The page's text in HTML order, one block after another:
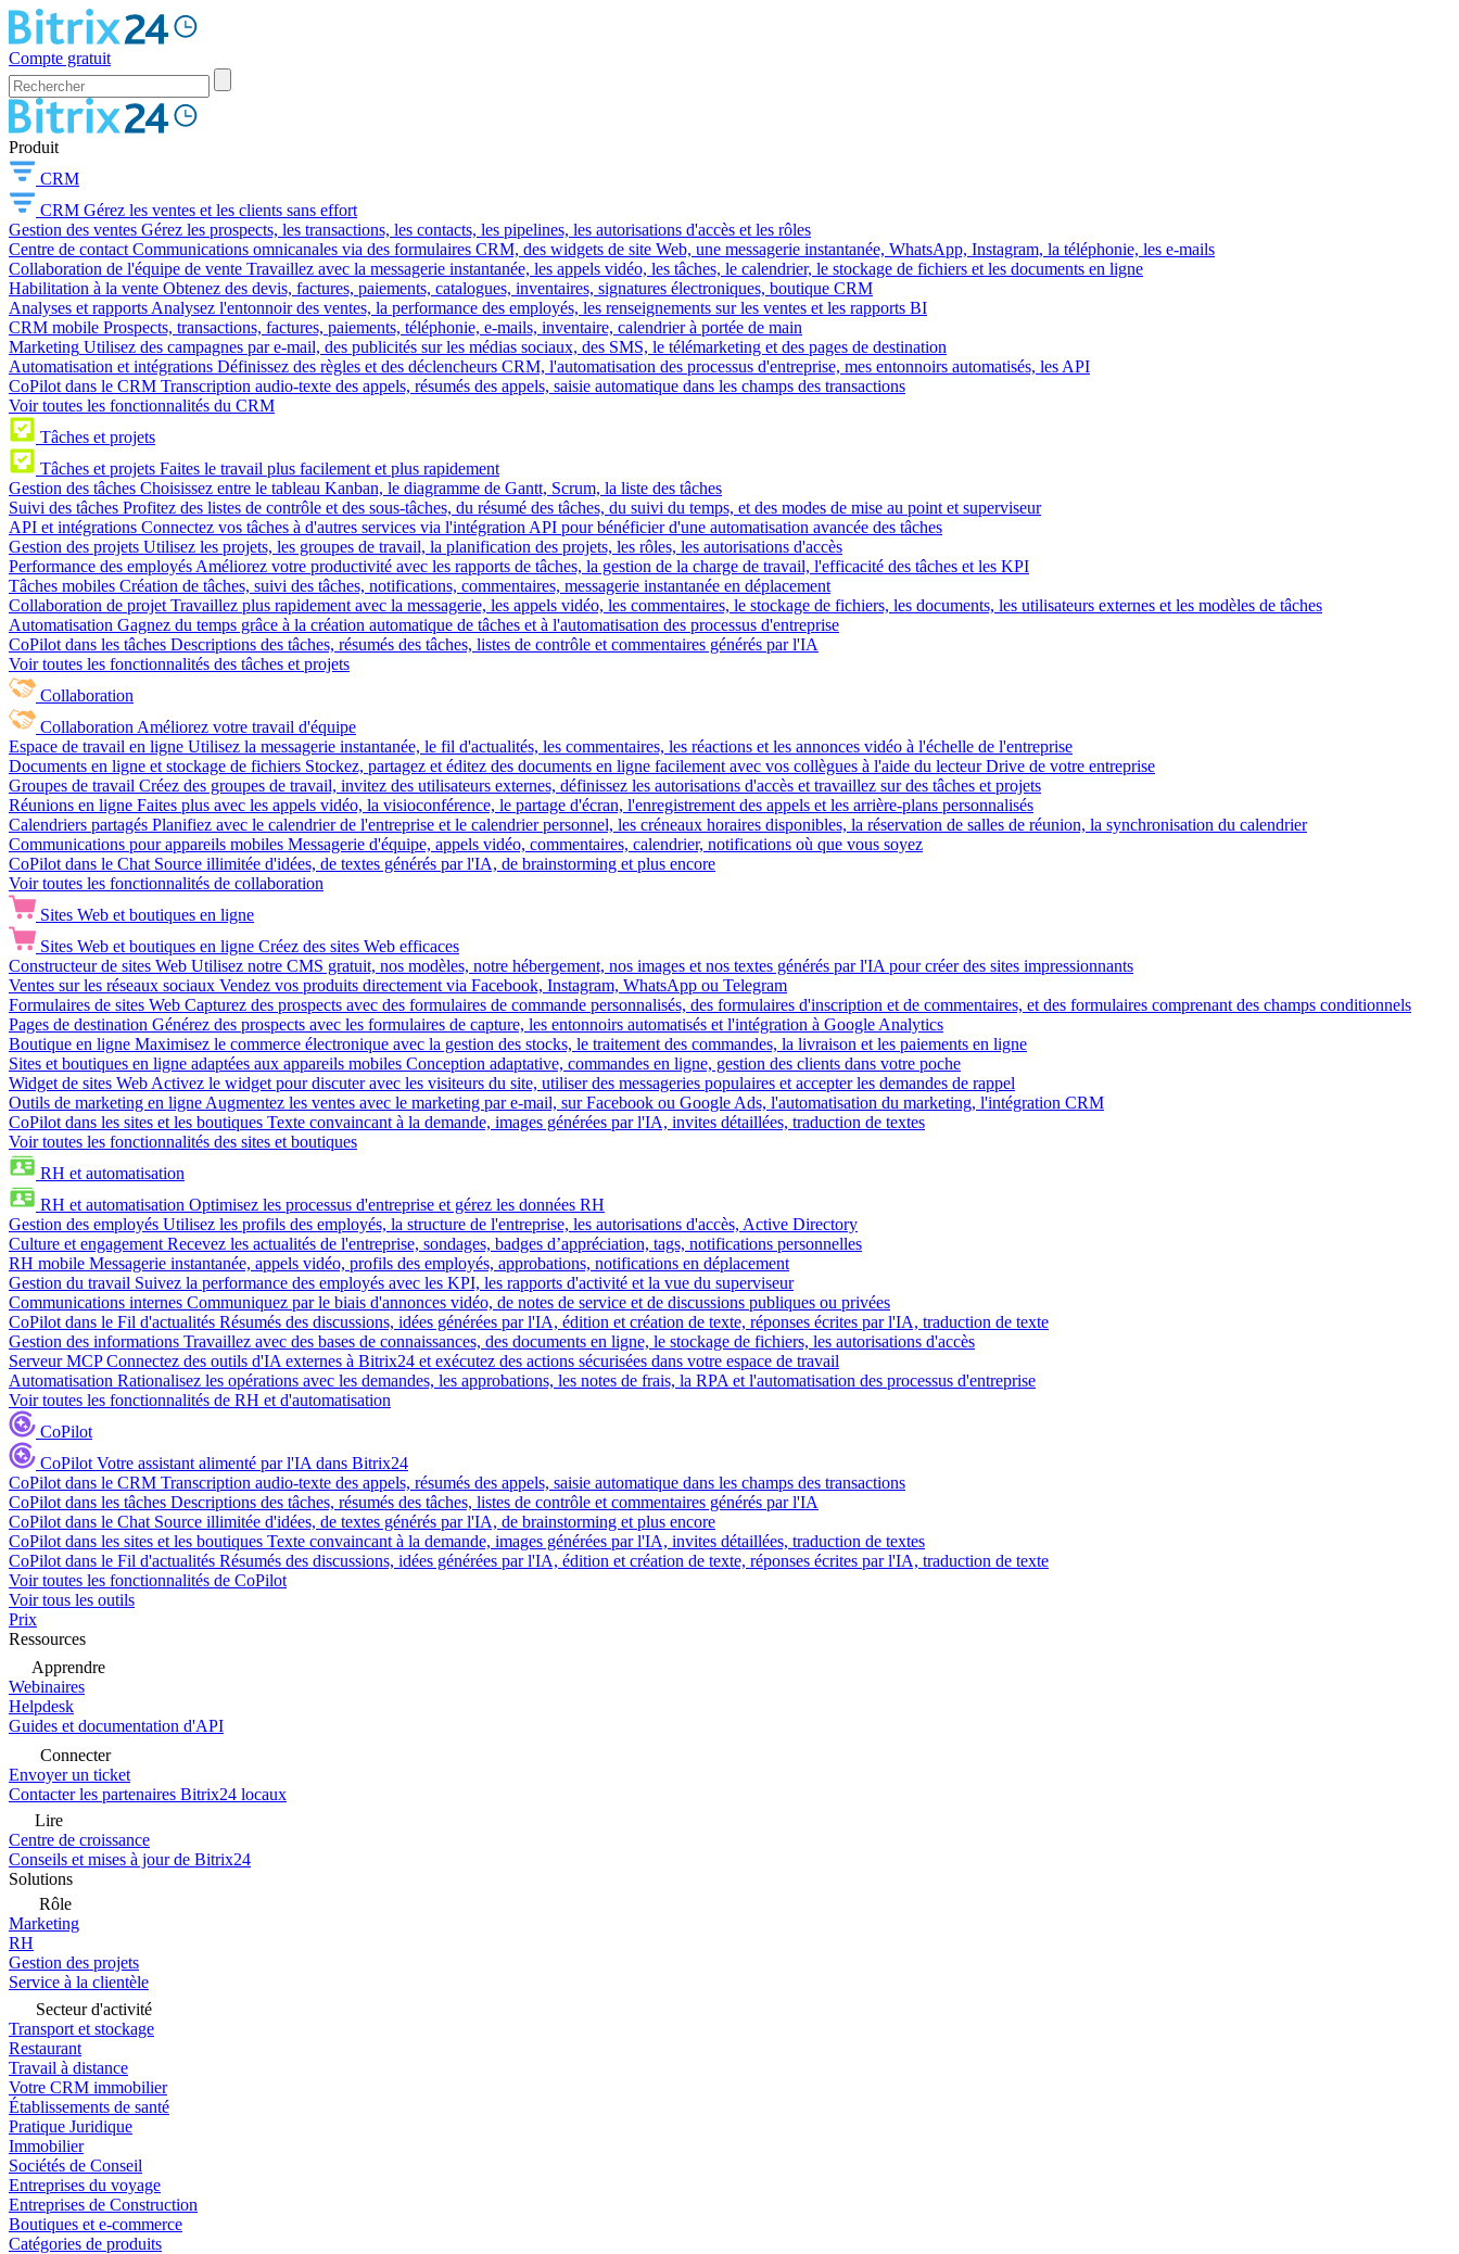
Compte gratuit
Produit
CRM
CRM Gérez les ventes et les clients sans effort
Gestion des ventes Gérez les prospects, les transactions, les contacts, les pipelines, les autorisations d'accès et les rôles
Centre de contact Communications omnicanales via des formulaires CRM, des widgets de site Web, une messagerie instantanée, WhatsApp, Instagram, la téléphonie, les e-mails
Collaboration de l'équipe de vente Travaillez avec la messagerie instantanée, les appels vidéo, les tâches, le calendrier, le stockage de fichiers et les documents en ligne
Habilitation à la vente Obtenez des devis, factures, paiements, catalogues, inventaires, signatures électroniques, boutique CRM
Analyses et rapports Analysez l'entonnoir des ventes, la performance des employés, les renseignements sur les ventes et les rapports BI
CRM mobile Prospects, transactions, factures, paiements, téléphonie, e-mails, inventaire, calendrier à portée de main
Marketing Utilisez des campagnes par e-mail, des publicités sur les médias sociaux, des SMS, le télémarketing et des pages de destination
Automatisation et intégrations Définissez des règles et des déclencheurs CRM, l'automatisation des processus d'entreprise, mes entonnoirs automatisés, les API
CoPilot dans le CRM Transcription audio-texte des appels, résumés des appels, saisie automatique dans les champs des transactions
Voir toutes les fonctionnalités du CRM
Tâches et projets
Tâches et projets Faites le travail plus facilement et plus rapidement
Gestion des tâches Choisissez entre le tableau Kanban, le diagramme de Gantt, Scrum, la liste des tâches
Suivi des tâches Profitez des listes de contrôle et des sous-tâches, du résumé des tâches, du suivi du temps, et des modes de mise au point et superviseur
API et intégrations Connectez vos tâches à d'autres services via l'intégration API pour bénéficier d'une automatisation avancée des tâches
Gestion des projets Utilisez les projets, les groupes de travail, la planification des projets, les rôles, les autorisations d'accès
Performance des employés Améliorez votre productivité avec les rapports de tâches, la gestion de la charge de travail, l'efficacité des tâches et les KPI
Tâches mobiles Création de tâches, suivi des tâches, notifications, commentaires, messagerie instantanée en déplacement
Collaboration de projet Travaillez plus rapidement avec la messagerie, les appels vidéo, les commentaires, le stockage de fichiers, les documents, les utilisateurs externes et les modèles de tâches
Automatisation Gagnez du temps grâce à la création automatique de tâches et à l'automatisation des processus d'entreprise
CoPilot dans les tâches Descriptions des tâches, résumés des tâches, listes de contrôle et commentaires générés par l'IA
Voir toutes les fonctionnalités des tâches et projets
Collaboration
Collaboration Améliorez votre travail d'équipe
Espace de travail en ligne Utilisez la messagerie instantanée, le fil d'actualités, les commentaires, les réactions et les annonces vidéo à l'échelle de l'entreprise
Documents en ligne et stockage de fichiers Stockez, partagez et éditez des documents en ligne facilement avec vos collègues à l'aide du lecteur Drive de votre entreprise
Groupes de travail Créez des groupes de travail, invitez des utilisateurs externes, définissez les autorisations d'accès et travaillez sur des tâches et projets
Réunions en ligne Faites plus avec les appels vidéo, la visioconférence, le partage d'écran, l'enregistrement des appels et les arrière-plans personnalisés
Calendriers partagés Planifiez avec le calendrier de l'entreprise et le calendrier personnel, les créneaux horaires disponibles, la réservation de salles de réunion, la synchronisation du calendrier
Communications pour appareils mobiles Messagerie d'équipe, appels vidéo, commentaires, calendrier, notifications où que vous soyez
CoPilot dans le Chat Source illimitée d'idées, de textes générés par l'IA, de brainstorming et plus encore
Voir toutes les fonctionnalités de collaboration
Sites Web et boutiques en ligne
Sites Web et boutiques en ligne Créez des sites Web efficaces
Constructeur de sites Web Utilisez notre CMS gratuit, nos modèles, notre hébergement, nos images et nos textes générés par l'IA pour créer des sites impressionnants
Ventes sur les réseaux sociaux Vendez vos produits directement via Facebook, Instagram, WhatsApp ou Telegram
Formulaires de sites Web Capturez des prospects avec des formulaires de commande personnalisés, des formulaires d'inscription et de commentaires, et des formulaires comprenant des champs conditionnels
Pages de destination Générez des prospects avec les formulaires de capture, les entonnoirs automatisés et l'intégration à Google Analytics
Boutique en ligne Maximisez le commerce électronique avec la gestion des stocks, le traitement des commandes, la livraison et les paiements en ligne
Sites et boutiques en ligne adaptées aux appareils mobiles Conception adaptative, commandes en ligne, gestion des clients dans votre poche
Widget de sites Web Activez le widget pour discuter avec les visiteurs du site, utiliser des messageries populaires et accepter les demandes de rappel
Outils de marketing en ligne Augmentez les ventes avec le marketing par e-mail, sur Facebook ou Google Ads, l'automatisation du marketing, l'intégration CRM
CoPilot dans les sites et les boutiques Texte convaincant à la demande, images générées par l'IA, invites détaillées, traduction de textes
Voir toutes les fonctionnalités des sites et boutiques
RH et automatisation
RH et automatisation Optimisez les processus d'entreprise et gérez les données RH
Gestion des employés Utilisez les profils des employés, la structure de l'entreprise, les autorisations d'accès, Active Directory
Culture et engagement Recevez les actualités de l'entreprise, sondages, badges d’appréciation, tags, notifications personnelles
RH mobile Messagerie instantanée, appels vidéo, profils des employés, approbations, notifications en déplacement
Gestion du travail Suivez la performance des employés avec les KPI, les rapports d'activité et la vue du superviseur
Communications internes Communiquez par le biais d'annonces vidéo, de notes de service et de discussions publiques ou privées
CoPilot dans le Fil d'actualités Résumés des discussions, idées générées par l'IA, édition et création de texte, réponses écrites par l'IA, traduction de texte
Gestion des informations Travaillez avec des bases de connaissances, des documents en ligne, le stockage de fichiers, les autorisations d'accès
Serveur MCP Connectez des outils d'IA externes à Bitrix24 et exécutez des actions sécurisées dans votre espace de travail
Automatisation Rationalisez les opérations avec les demandes, les approbations, les notes de frais, la RPA et l'automatisation des processus d'entreprise
Voir toutes les fonctionnalités de RH et d'automatisation
CoPilot
CoPilot Votre assistant alimenté par l'IA dans Bitrix24
CoPilot dans le CRM Transcription audio-texte des appels, résumés des appels, saisie automatique dans les champs des transactions
CoPilot dans les tâches Descriptions des tâches, résumés des tâches, listes de contrôle et commentaires générés par l'IA
CoPilot dans le Chat Source illimitée d'idées, de textes générés par l'IA, de brainstorming et plus encore
CoPilot dans les sites et les boutiques Texte convaincant à la demande, images générées par l'IA, invites détaillées, traduction de textes
CoPilot dans le Fil d'actualités Résumés des discussions, idées générées par l'IA, édition et création de texte, réponses écrites par l'IA, traduction de texte
Voir toutes les fonctionnalités de CoPilot
Voir tous les outils
Prix
Ressources
Apprendre
Webinaires
Helpdesk
Guides et documentation d'API
Connecter
Envoyer un ticket
Contacter les partenaires Bitrix24 locaux
Lire
Centre de croissance
Conseils et mises à jour de Bitrix24
Solutions
Rôle
Marketing
RH
Gestion des projets
Service à la clientèle
Secteur d'activité
Transport et stockage
Restaurant
Travail à distance
Votre CRM immobilier
Établissements de santé
Pratique Juridique
Immobilier
Sociétés de Conseil
Entreprises du voyage
Entreprises de Construction
Boutiques et e-commerce
Catégories de produits